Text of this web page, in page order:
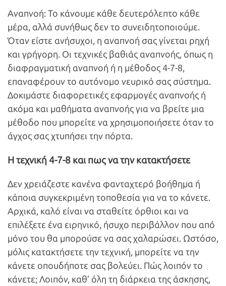
Αναπνοή: Το κάνουμε κάθε δευτερόλεπτο κάθε
μέρα, αλλά συνήθως δεν το συνειδητοποιούμε.
Όταν είστε ανήσυχοι, η αναπνοή σας γίνεται ρηχή
και γρήγορη. Οι τεχνικές βαθιάς αναπνοής, όπως η
διαφραγματική αναπνοή ή η μέθοδος 4-7-8,
επαναφέρουν το αυτόνομο νευρικό σας σύστημα.
Δοκιμάστε διαφορετικές εφαρμογές αναπνοής ή
ακόμα και μαθήματα αναπνοής για να βρείτε μια
μέθοδο που μπορείτε να χρησιμοποιήσετε όταν το
άγχος σας χτυπήσει την πόρτα.
Η τεχνική 4-7-8 και πως να την κατακτήσετε
Δεν χρειάζεστε κανένα φανταχτερό βοήθημα ή
κάποια συγκεκριμένη τοποθεσία για να το κάνετε.
Αρχικά, καλό είναι να σταθείτε όρθιοι και να
επιλέξετε ένα ειρηνικό, ήσυχο περιβάλλον που από
μόνο του θα μπορούσε να σας χαλαρώσει. Ωστόσο,
μόλις κατακτήσετε την τεχνική, μπορείτε να την
κάνετε οπουδήποτε σας βολεύει. Πώς λοιπόν το
κάνετε; Λοιπόν, καθ’ όλη τη διάρκεια της άσκησης,